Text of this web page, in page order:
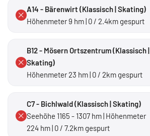
A14 - Bärenwirt (Klassisch | Skating)
Höhenmeter 9 hm | 0 / 2.4km gespurt
B12 - Mösern Ortszentrum (Klassisch |
Skating)
Höhenmeter 23 hm | 0 / 2km gespurt
C7 - Bichlwald (Klassisch | Skating)
Seehöhe 1165 - 1307 hm | Höhenmeter
224 hm | 0 / 7.2km gespurt